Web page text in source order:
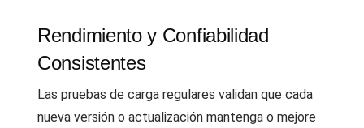
Rendimiento y Confiabilidad
Consistentes
Las pruebas de carga regulares validan que cada
nueva versión o actualización mantenga o mejore